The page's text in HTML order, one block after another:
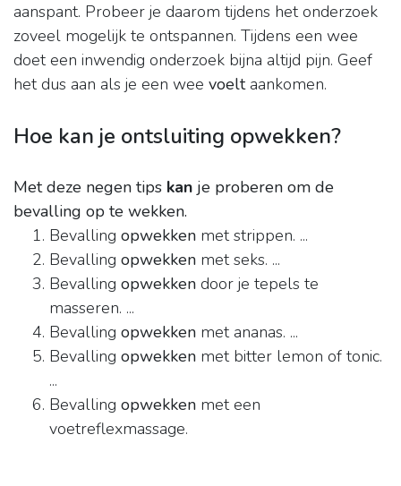
aanspant. Probeer je daarom tijdens het onderzoek
zoveel mogelijk te ontspannen. Tijdens een wee
doet een inwendig onderzoek bijna altijd pijn. Geef
het dus aan als je een wee voeltaankomen.
Hoe kan je ontsluiting opwekken?
Met deze negen tips kan je proberen om de
bevalling op te wekken.
Bevalling opwekken met strippen. ...
Bevalling opwekken met seks. ...
Bevalling opwekken door je tepels te
masseren. ...
Bevalling opwekken met ananas. ...
Bevalling opwekken met bitter lemon of tonic.
...
Bevalling opwekken met een
voetreflexmassage.